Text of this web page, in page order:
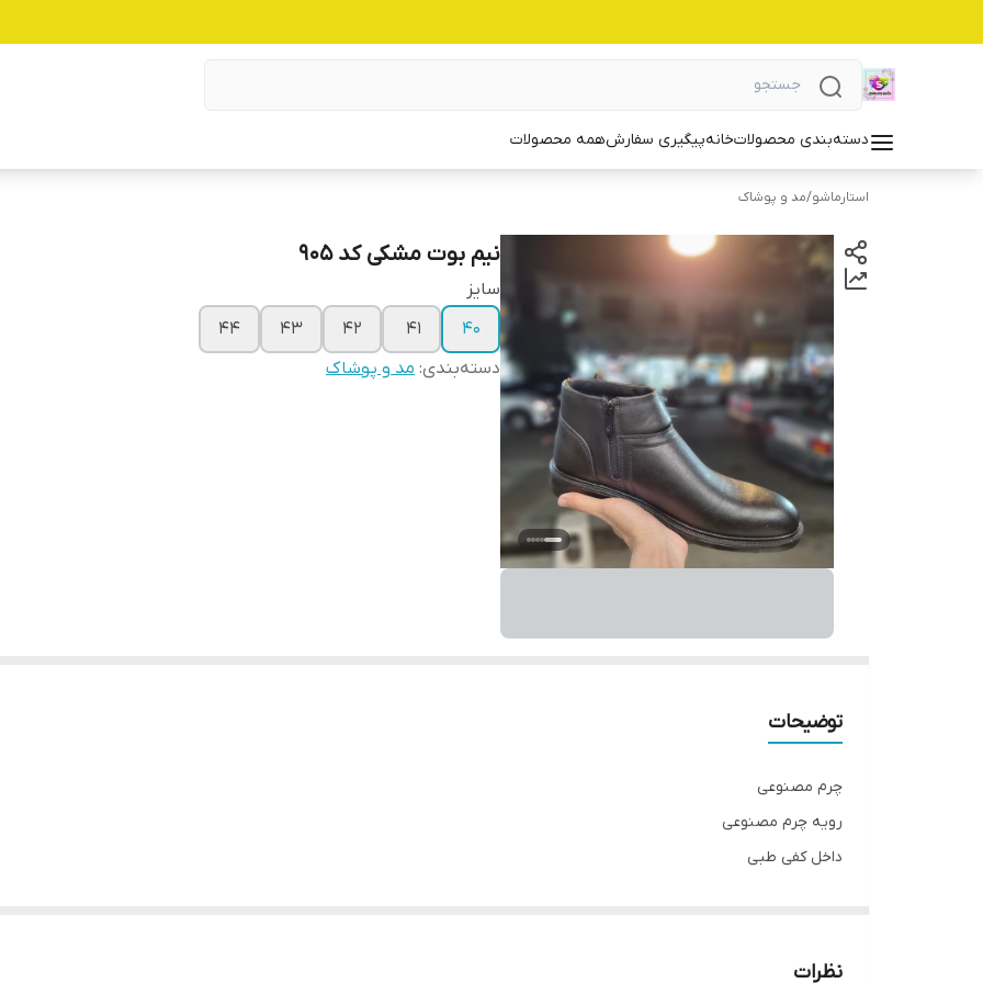
دسته‌بندی محصولاتخانهپیگیری سفارشهمه محصولات
استارماشو/مد و پوشاک
نیم بوت مشکی کد ۹۰۵
سایز
۴۰
۴۱ ۴۲ ۴۳
۴۴
دسته‌بندی: مد و پوشاک
توضیحات
چرم مصنوعی
رویه چرم مصنوعی
داخل کفی طبی
__________________
نظرات